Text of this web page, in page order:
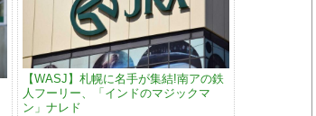
【WASJ】札幌に名手が集結!南アの鉄
人フーリー、「インドのマジックマ
ン」ナレド